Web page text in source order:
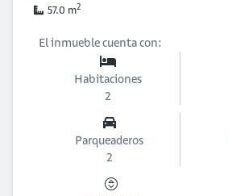
57.0 m2
El inmueble cuenta con:
Habitaciones
2
Parqueaderos
2